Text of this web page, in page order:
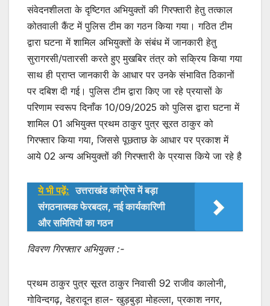
संवेदनशीलता के दृष्टिगत अभियुक्तों की गिरफ्तारी हेतु तत्काल
कोतवाली कैंट में पुलिस टीम का गठन किया गया। गठित टीम
द्वारा घटना में शामिल अभियुक्तों के संबंध में जानकारी हेतु
सुरागरसी/पतारसी करते हुए मुखबिर तंत्र को सक्रिय किया गया
साथ ही प्राप्त जानकारी के आधार पर उनके संभावित ठिकानों
पर दबिश दी गई। पुलिस टीम द्वारा किए जा रहे प्रयासों के
परिणाम स्वरूप दिनाँक 10/09/2025 को पुलिस द्वारा घटना में
शामिल 01 अभियुक्त प्रथम ठाकुर पुत्र सूरत ठाकुर को
गिरफ्तार किया गया, जिससे पूछताछ के आधार पर प्रकाश में
आये 02 अन्य अभियुक्तों की गिरफ्तारी के प्रयास किये जा रहे है
ये भी पढ़ें: उत्तराखंड कांग्रेस में बड़ा
संगठनात्मक फेरबदल, नई कार्यकारिणी
और समितियों का गठन
विवरण गिरफ्तार अभियुक्त :-
प्रथम ठाकुर पुत्र सूरत ठाकुर निवासी 92 राजीव कालोनी,
गोविन्दगढ़, देहरादून हाल- खुड़बुड़ा मोहल्ला, प्रकाश नगर,